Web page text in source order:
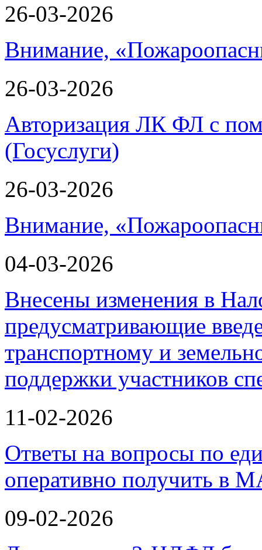
26-03-2026
Внимание,
26-03-2026
Авторизация ЛК ФЛ с
(Госуслуги)
26-03-2026
Внимание,
04-03-2026
Внесены изменения в
предусматривающие
транспортному и
поддержки участников
11-02-2026
Ответы на вопросы по
оперативно получить в
09-02-2026